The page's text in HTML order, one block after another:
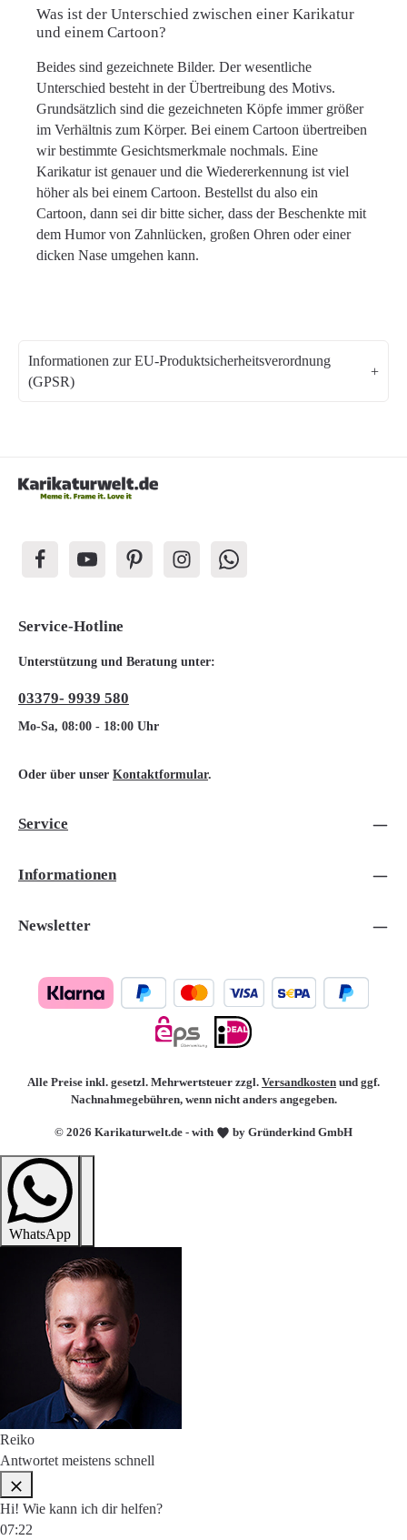
Was ist der Unterschied zwischen einer Karikatur
und einem Cartoon?
Beides sind gezeichnete Bilder. Der wesentliche
Unterschied besteht in der Übertreibung des Motivs.
Grundsätzlich sind die gezeichneten Köpfe immer größer
im Verhältnis zum Körper. Bei einem Cartoon übertreiben
wir bestimmte Gesichtsmerkmale nochmals. Eine
Karikatur ist genauer und die Wiedererkennung ist viel
höher als bei einem Cartoon. Bestellst du also ein
Cartoon, dann sei dir bitte sicher, dass der Beschenkte mit
dem Humor von Zahnlücken, großen Ohren oder einer
dicken Nase umgehen kann.
Informationen zur EU-Produktsicherheitsverordnung
(GPSR)
Service-Hotline
Unterstützung und Beratung unter:
03379- 9939 580
Mo-Sa, 08:00 - 18:00 Uhr
Oder über unser Kontaktformular.
Service
Informationen
Newsletter
© 2026 Karikaturwelt.de - with by Gründerkind GmbH
Alle Preise inkl. gesetzl. Mehrwertsteuer zzgl. Versandkosten und ggf.
Nachnahmegebühren, wenn nicht anders angegeben.
WhatsApp
Reiko
Antwortet meistens schnell
Hi! Wie kann ich dir helfen?
07:22